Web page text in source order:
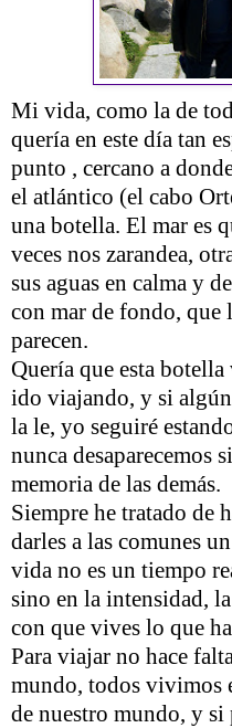
Mi vida, como la de
quería en este día tan
punto , cercano a
el atlántico (el cabo
una botella. El mar es
veces nos zarandea,
sus aguas en calma y
con mar de fondo, que
parecen.
Quería que esta
ido viajando, y si
la le, yo seguiré
nunca desaparecemos
memoria de las demás.
Siempre he tratado de
darles a las comunes
vida no es un tiempo
sino en la intensidad,
con que vives lo que
Para viajar no hace
mundo, todos vivimos
de nuestro mundo, y si